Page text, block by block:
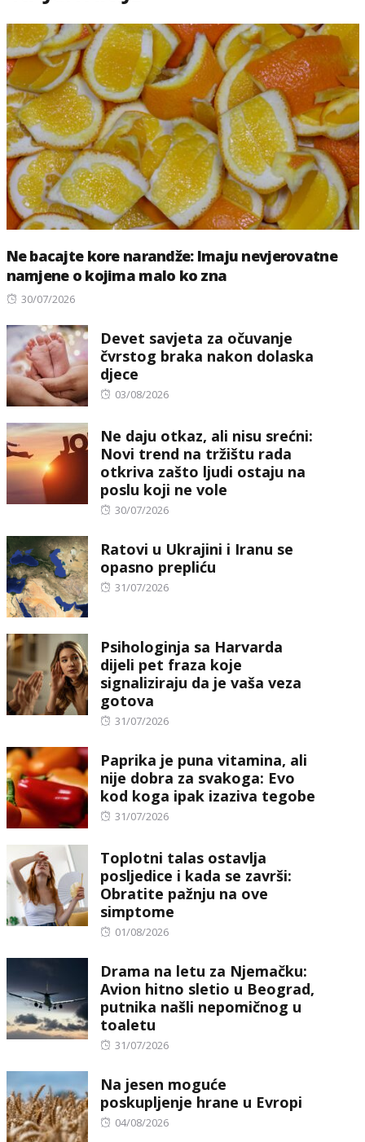
Ne bacajte kore narandže: Imaju nevjerovatne
namjene o kojima malo ko zna
Posted
30/07/2026
Devet savjeta za očuvanje
čvrstog braka nakon dolaska
djece
Posted
03/08/2026
Ne daju otkaz, ali nisu srećni:
Novi trend na tržištu rada
otkriva zašto ljudi ostaju na
poslu koji ne vole
Posted
30/07/2026
Ratovi u Ukrajini i Iranu se
opasno prepliću
Posted
31/07/2026
Psihologinja sa Harvarda
dijeli pet fraza koje
signaliziraju da je vaša veza
gotova
Posted
31/07/2026
Paprika je puna vitamina, ali
nije dobra za svakoga: Evo
kod koga ipak izaziva tegobe
Posted
31/07/2026
Toplotni talas ostavlja
posljedice i kada se završi:
Obratite pažnju na ove
simptome
Posted
01/08/2026
Drama na letu za Njemačku:
Avion hitno sletio u Beograd,
putnika našli nepomičnog u
toaletu
Posted
31/07/2026
Na jesen moguće
poskupljenje hrane u Evropi
Posted
04/08/2026